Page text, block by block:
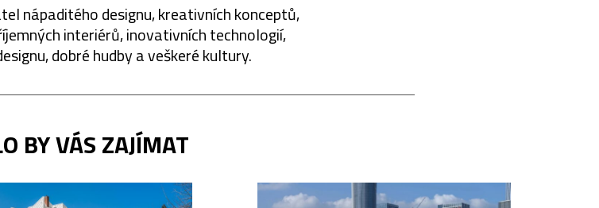
nápaditého designu, kreativních konceptů,
interiérů, inovativních technologií,
dobré hudby a veškeré kultury.
BY VÁS ZAJÍMAT